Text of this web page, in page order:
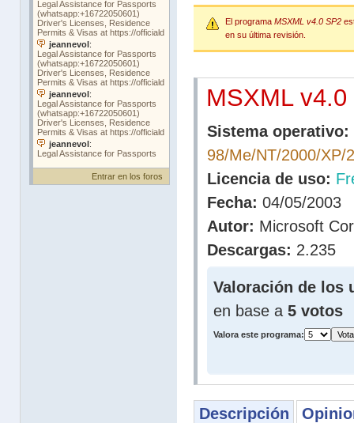
Entrar en los foros
El programa MSXML v4.0 SP2
en su última revisión.
MSXML v4.0
Sistema operativo:
98/Me/NT/2000/XP/
Licencia de uso:
Fecha: 04/05/2003
Autor: Microsoft
Descargas: 2.235
Valoración de los
en base a 5 votos
Valora este programa:
Descripción